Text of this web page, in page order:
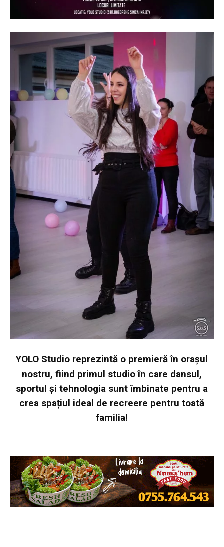
YOLO Studio reprezintă o premieră în orașul
nostru, fiind primul studio în care dansul,
sportul și tehnologia sunt îmbinate pentru a
crea spațiul ideal de recreere pentru toată
familia!